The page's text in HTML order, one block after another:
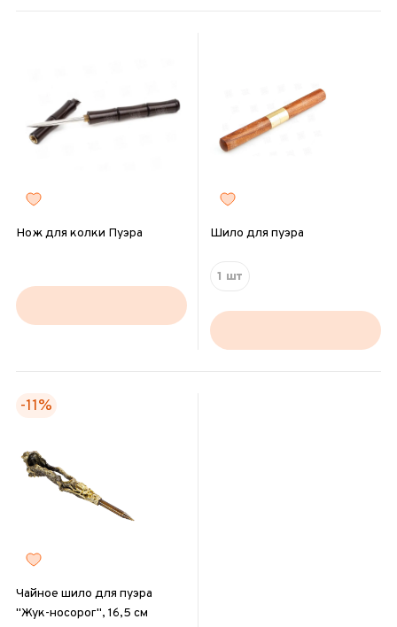
Нож для колки Пуэра Шило для пуэра
1 шт
-11%
Чайное шило для пуэра
"Жук-носорог", 16,5 см